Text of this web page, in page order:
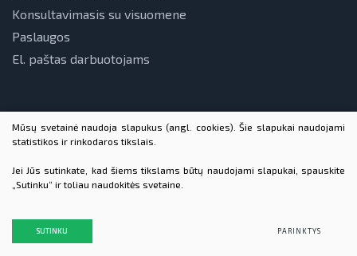
Konsultavimasis su visuomene
Paslaugos
El. paštas darbuotojams
© 2026 VšĮ Lietuvos energetikos agentūra. Visos teisės
Duomenų apsauga
Sukurta:TEXUS
Mūsų svetainė naudoja slapukus (angl. cookies). Šie slapukai naudojami
statistikos ir rinkodaros tikslais.
Jei Jūs sutinkate, kad šiems tikslams būtų naudojami slapukai, spauskite
„Sutinku“ ir toliau naudokitės svetaine.
SUTINKU PARINKTYS